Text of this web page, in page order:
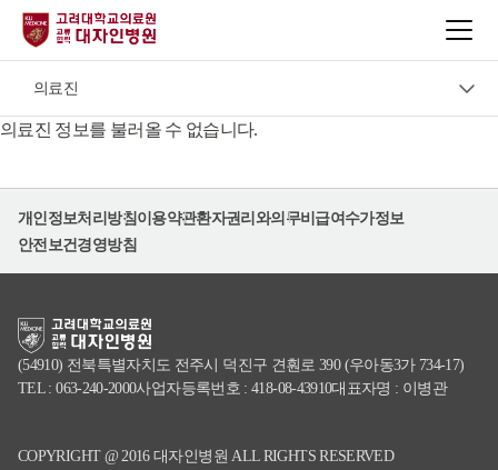
진료과·의료진
의료진
건강검진
의료진
의료진 정보를 불러올 수 없습니다.
개인정보처리방침 이용약관환자권리와의무비급여수가정보
안전보건경영방침
(54910) 전북특별자치도 전주시 덕진구 견훤로 390 (우아동3가 734-17)
TEL : 063-240-2000사업자등록번호 : 418-08-43910대표자명 : 이병관
COPYRIGHT @ 2016 대자인병원 ALL RIGHTS RESERVED